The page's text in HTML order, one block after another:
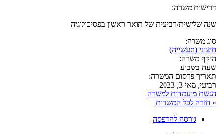
דרישות משרה:
שנה שלישית/רביעית של תואר ראשון בפסיכולוגיה
סוג משרה:
חיצוני (תעשייה)
היקף משרה:
שעה בשבוע
תאריך פרסום המשרה:
רביעי, מאי 3, 2023
הגשת מועמדות למשרה
« חזרה לכל המשרות
גירסה להדפסה